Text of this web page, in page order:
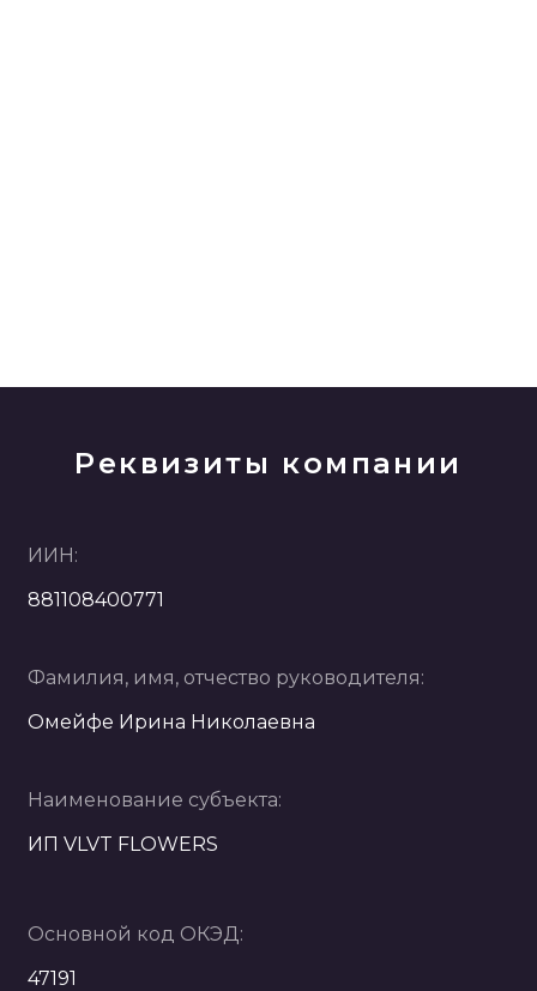
Реквизиты компании
ИИН:
881108400771
Фамилия, имя, отчество руководителя:
Омейфе Ирина Николаевна
Наименование субъекта:
ИП VLVT FLOWERS
Основной код ОКЭД:
47191